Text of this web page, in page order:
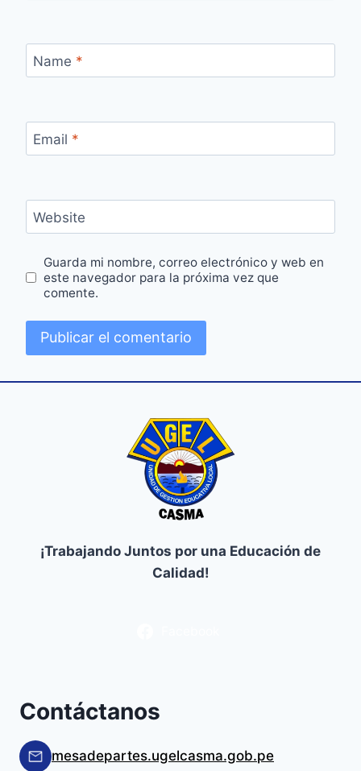
Name *
Email *
Website
Guarda mi nombre, correo electrónico y web en
este navegador para la próxima vez que
comente.
¡Trabajando Juntos por una Educación de
Calidad!
Contáctanos
mesadepartes.ugelcasma.gob.pe